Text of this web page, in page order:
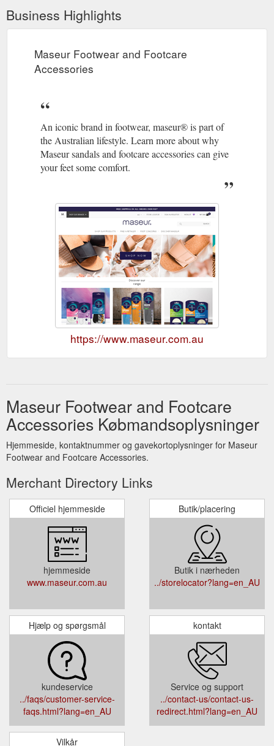
Business Highlights
Maseur Footwear and Footcare
Accessories
An iconic brand in footwear, maseur® is part of
the Australian lifestyle. Learn more about why
Maseur sandals and footcare accessories can give
your feet some comfort.
https://www.maseur.com.au
Maseur Footwear and Footcare
Accessories Købmandsoplysninger
Hjemmeside, kontaktnummer og gavekortoplysninger for Maseur
Footwear and Footcare Accessories.
Merchant Directory Links
Officiel hjemmeside
hjemmeside
www.maseur.com.au
Butik/placering
Butik i nærheden
../storelocator?lang=en_AU
Hjælp og spørgsmål
kundeservice
../faqs/customer-service-
faqs.html?lang=en_AU
kontakt
Service og support
../contact-us/contact-us-
redirect.html?lang=en_AU
Vilkår